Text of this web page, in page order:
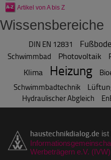
Artikel von A bis Z
Wissensbereiche
DIN EN 12831
Schwimmbad Photovoltaik
Klima Heizung
Schwimmbadtechnik
Hydraulischer Abgleich
haustechnikdialog.de ist
Werbeträgern e.V. (IVW)